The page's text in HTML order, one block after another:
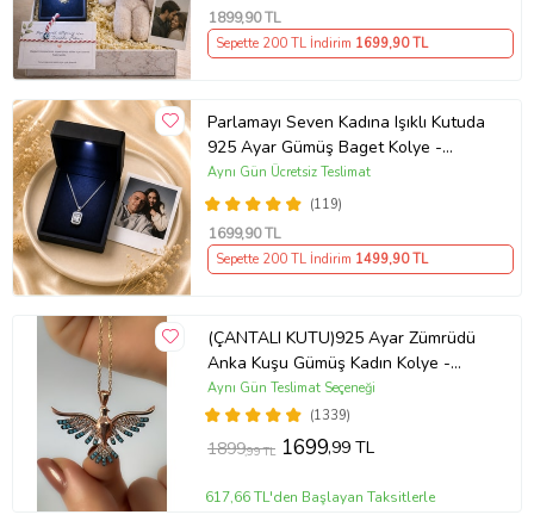
1899,90 TL
Sepette 200 TL İndirim 1699,90 TL
Parlamayı Seven Kadına Işıklı Kutuda
925 Ayar Gümüş Baget Kolye -
Kişiye Özel Fotoğraf Hediye
(119)
Aynı Gün Ücretsiz Teslimat
1699,90 TL
Sepette 200 TL İndirim 1499,90 TL
(ÇANTALI KUTU)925 Ayar Zümrüdü
Anka Kuşu Gümüş Kadın Kolye -
MAVİ
(1339)
Aynı Gün Teslimat Seçeneği
1899,99 TL 1699,99 TL
617,66 TL'den Başlayan Taksitlerle